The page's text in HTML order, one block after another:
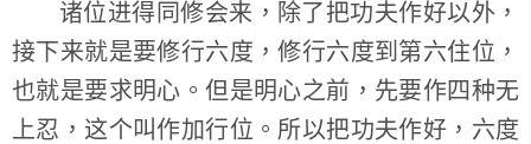
诸位进得同修会来，除了把功夫作好以外，
接下来就是要修行六度，修行六度到第六住位，
也就是要求明心。但是明心之前，先要作四种无
上忍，这个叫作加行位。所以把功夫作好，六度